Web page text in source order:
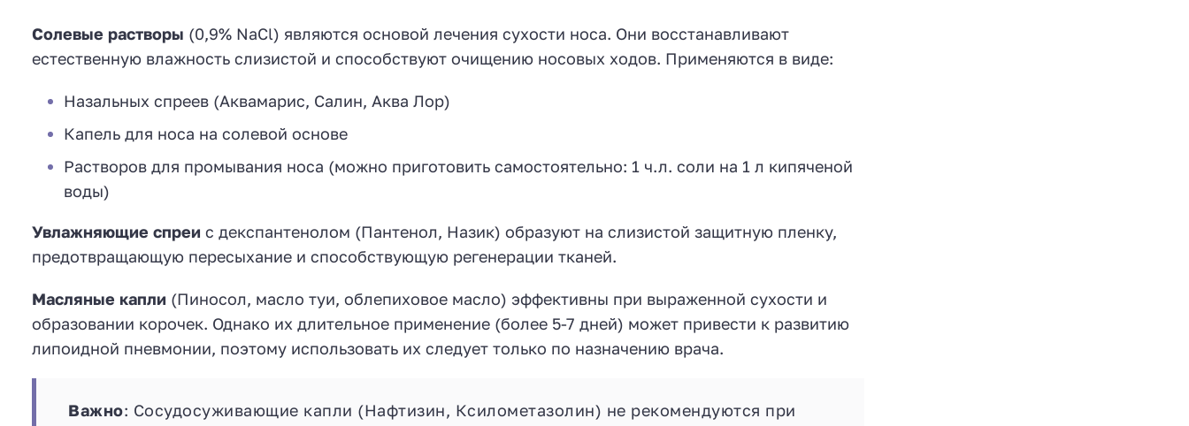
Солевые растворы (0,9% NaCl) являются основой лечения сухости носа. Они восстанавливают
естественную влажность слизистой и способствуют очищению носовых ходов. Применяются в виде:
Назальных спреев (Аквамарис, Салин, Аква Лор)
Капель для носа на солевой основе
Растворов для промывания носа (можно приготовить самостоятельно: 1 ч.л. соли на 1 л кипяченой
воды)
Увлажняющие спреи с декспантенолом (Пантенол, Назик) образуют на слизистой защитную пленку,
предотвращающую пересыхание и способствующую регенерации тканей.
Масляные капли (Пиносол, масло туи, облепиховое масло) эффективны при выраженной сухости и
образовании корочек. Однако их длительное применение (более 5-7 дней) может привести к развитию
липоидной пневмонии, поэтому использовать их следует только по назначению врача.
Важно: Сосудосуживающие капли (Нафтизин, Ксилометазолин) не рекомендуются при